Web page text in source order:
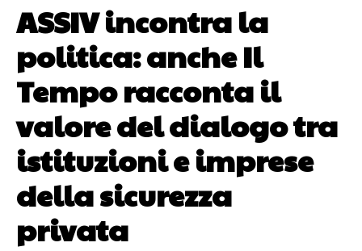
ASSIV incontra la
politica: anche Il
Tempo racconta il
valore del dialogo tra
istituzioni e imprese
della sicurezza
privata